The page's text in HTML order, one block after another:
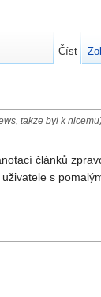
takze byl k
článků
s
Číst